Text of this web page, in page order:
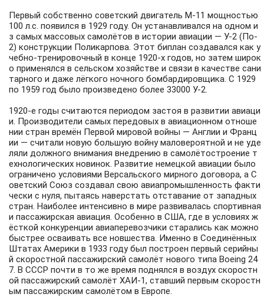
Первый собственно советский двигатель М-11 мощностью
100 л.с. появился в 1929 году. Он устанавливался на одном и
з самых массовых самолётов в истории авиации — У-2 (По-
2) конструкции Поликарпова. Этот биплан создавался как у
чебно-тренировочный в конце 1920-х годов, но затем широк
о применялся в сельском хозяйстве и связи в качестве сани
тарного и даже лёгкого ночного бомбардировщика. С 1929
по 1959 год было произведено более 33000 У-2.
1920-е годы считаются периодом застоя в развитии авиаци
и. Производители самых передовых в авиационном отноше
нии стран времён Первой мировой войны — Англии и Франц
ии — считали новую большую войну маловероятной и не уде
ляли должного внимания внедрению в самолётостроение т
ехнологических новинок. Развитие немецкой авиации было
ограничено условиями Версальского мирного договора, а С
оветский Союз создавал свою авиапромышленность факти
чески с нуля, пытаясь наверстать отставание от западных
стран. Наиболее интенсивно в мире развивалась спортивная
и пассажирская авиация. Особенно в США, где в условиях ж
ёсткой конкуренции авиаперевозчики старались как можно
быстрее осваивать все новшества. Именно в Соединённых
Штатах Америки в 1933 году был построен первый серийны
й скоростной пассажирский самолёт нового типа Boeing 24
7. В СССР почти в то же время поднялся в воздух скоростн
ой пассажирский самолёт ХАИ-1, ставший первым скоростн
ым пассажирским самолётом в Европе.